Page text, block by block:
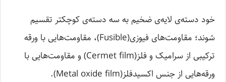
خود دسته‌ی لایه‌ی ضخیم به سه دسته‌ی کوچکتر تقسیم
‌شوند؛ مقاومت‌های فیوزی(Fusible)، مقاومت‌هایی با ورقه
ترکیبی از سرامیک و فلز(Cermet film) و مقاومت‌هایی با
ورقه‌هایی از جنس اکسیدفلز(Metal oxide film).